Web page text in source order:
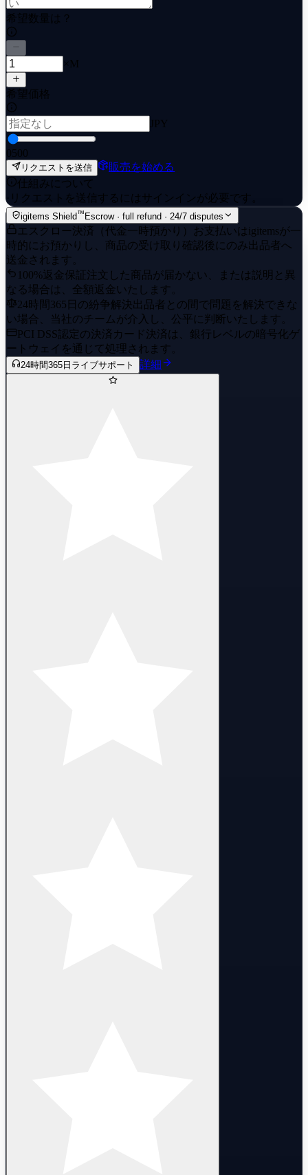
希望数量は？
×M
希望価格
JPY
0500
リクエストを送信
販売を始める
仕組みについて
· リクエストを送信するにはサインインが必要です。
igitems Shield™ Escrow · full refund · 24/7 disputes
エスクロー決済（代金一時預かり） お支払いはigitemsが一
時的にお預かりし、商品の受け取り確認後にのみ出品者へ
送金されます。
100%返金保証 注文した商品が届かない、または説明と異
なる場合は、全額返金いたします。
24時間365日の紛争解決出品者との間で問題を解決できな
い場合、当社のチームが介入し、公平に判断いたします。
PCI DSS認定の決済 カード決済は、銀行レベルの暗号化ゲ
ートウェイを通じて処理されます。
24時間365日ライブサポート 詳細